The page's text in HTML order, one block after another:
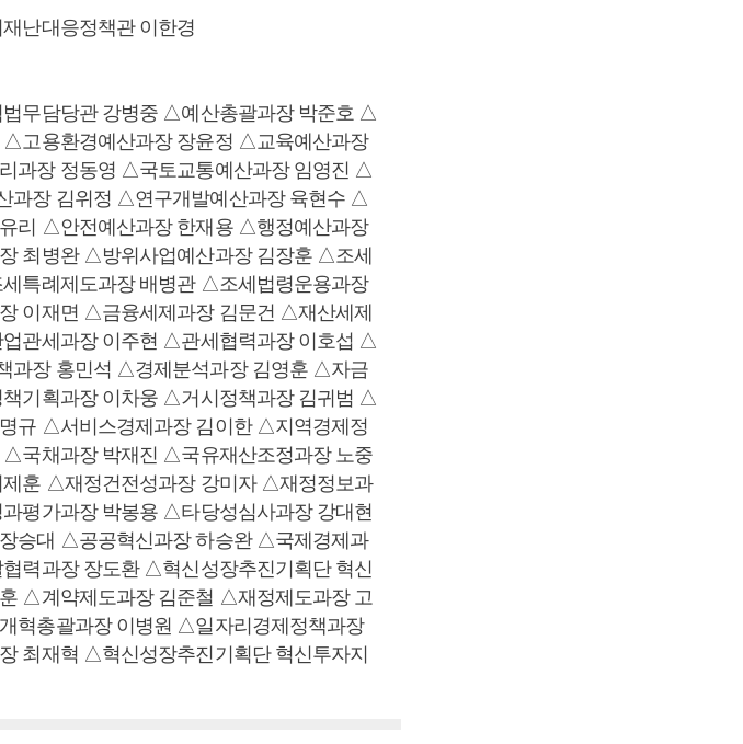
난대응정책관 이한경
무담당관 강병중 △예산총괄과장 박준호 △
고용환경예산과장 장윤정 △교육예산과장
과장 정동영 △국토교통예산과장 임영진 △
과장 김위정 △연구개발예산과장 육현수 △
리 △안전예산과장 한재용 △행정예산과장
최병완 △방위사업예산과장 김장훈 △조세
특례제도과장 배병관 △조세법령운용과장
이재면 △금융세제과장 김문건 △재산세제
관세과장 이주현 △관세협력과장 이호섭 △
과장 홍민석 △경제분석과장 김영훈 △자금
기획과장 이차웅 △거시정책과장 김귀범 △
규 △서비스경제과장 김이한 △지역경제정
국채과장 박재진 △국유재산조정과장 노중
훈 △재정건전성과장 강미자 △재정정보과
평가과장 박봉용 △타당성심사과장 강대현
승대 △공공혁신과장 하승완 △국제경제과
력과장 장도환 △혁신성장추진기획단 혁신
△계약제도과장 김준철 △재정제도과장 고
혁총괄과장 이병원 △일자리경제정책과장
최재혁 △혁신성장추진기획단 혁신투자지